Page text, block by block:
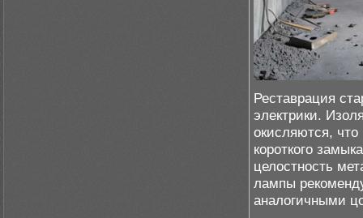
Реставрация
электрики.
окисляются,
короткого
целостность
лампы
аналогичными